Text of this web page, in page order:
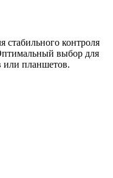
стабильного контроля
выбор для
или планшетов.